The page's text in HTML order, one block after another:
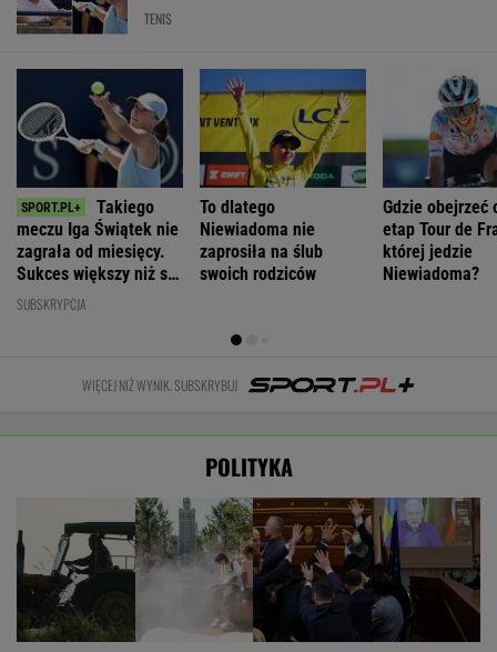
TENIS
Takiego
meczu Iga Świątek nie
zagrała od miesięcy.
Sukces większy niż się
wydaje
SUBSKRYPCJA
To dlatego
Niewiadoma nie
zaprosiła na ślub
swoich rodziców
Gdzie obejrzeć
etap Tour de
której jedzie
Niewiadoma?
WIĘCEJ NIŻ WYNIK. SUBSKRYBUJ
POLITYKA